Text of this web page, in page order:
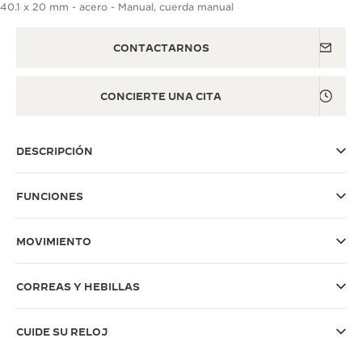
GARANTÍA DE LOS RELOJES DE PULSERA
GARANTÍA DE LOS RELOJES ATMOS
EXPOSICIÓN THE PERPETUAL
THE REVERSO STORIES
THE PRECISION PIONEER
VER TODOS LOS EVENTOS
MAESTRÍA: 108 OFICIOS
40.1 x 20 mm - acero - Manual, cuerda manual
CONTACTARNOS
CONCIERTE UNA CITA
DESCRIPCIÓN
FUNCIONES
MOVIMIENTO
CORREAS Y HEBILLAS
CUIDE SU RELOJ